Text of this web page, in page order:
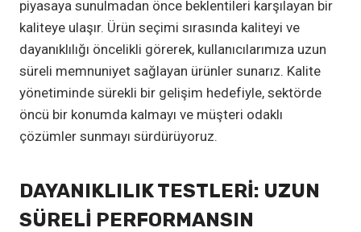
piyasaya sunulmadan önce beklentileri karşılayan bir
kaliteye ulaşır. Ürün seçimi sırasında kaliteyi ve
dayanıklılığı öncelikli görerek, kullanıcılarımıza uzun
süreli memnuniyet sağlayan ürünler sunarız. Kalite
yönetiminde sürekli bir gelişim hedefiyle, sektörde
öncü bir konumda kalmayı ve müşteri odaklı
çözümler sunmayı sürdürüyoruz.
DAYANIKLILIK TESTLERI: UZUN
SÜRELI PERFORMANSIN